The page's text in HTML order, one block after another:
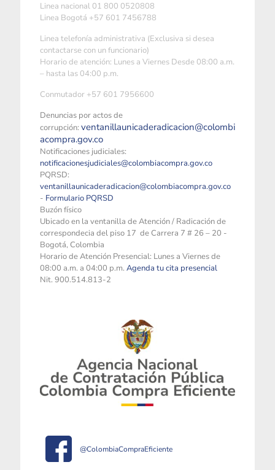
Linea nacional 01 800 0520808
Linea Bogotá +57 601 7456788
Linea telefonía administrativa (Exclusiva si desea
contactarse con un funcionario)
Horario de atención: Lunes a Viernes Desde 08:00 a.m.
– hasta las 04:00 p.m.
Conmutador +57 601 7956600
Denuncias por actos de
corrupción: ventanillaunicaderadicacion@colombi
acompra.gov.co
Notificaciones judiciales:
notificacionesjudiciales@colombiacompra.gov.co
PQRSD:
ventanillaunicaderadicacion@colombiacompra.gov.co
- Formulario PQRSD
Buzón físico
Ubicado en la ventanilla de Atención / Radicación de
correspondecia del piso 17 de Carrera 7 # 26 – 20 -
Bogotá, Colombia
Horario de Atención Presencial: Lunes a Viernes de
08:00 a.m. a 04:00 p.m. Agenda tu cita presencial
Nit. 900.514.813-2
@ColombiaCompraEficiente